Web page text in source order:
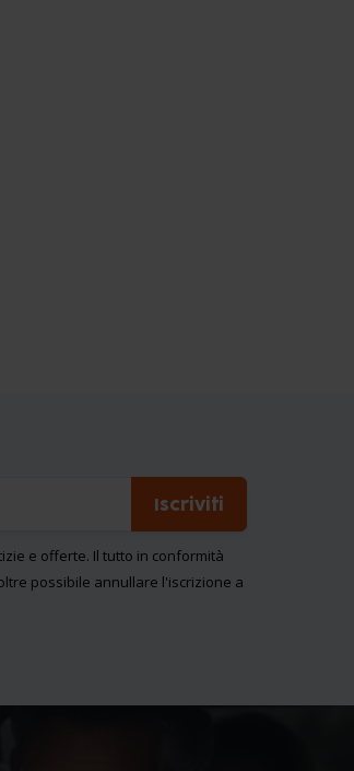
Iscriviti
e offerte. Il tutto in conformità
possibile annullare l'iscrizione a